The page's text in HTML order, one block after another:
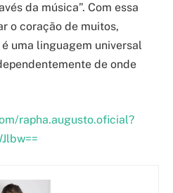
da música”. Com essa
o coração de muitos,
uma linguagem universal
de onde
rapha.augusto.oficial?